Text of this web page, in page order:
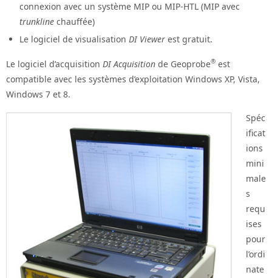
connexion avec un système MIP ou MIP-HTL (MIP avec
trunklinechauffée)
Le logiciel de visualisationDI Viewer est gratuit.
Le logiciel d’acquisition DI Acquisition de Geoprobe® est
compatible avec les systèmes d’exploitation Windows XP, Vista,
Windows 7 et 8.
Spéc
ificat
ions
mini
male
s
requ
ises
pour
l’ordi
nate